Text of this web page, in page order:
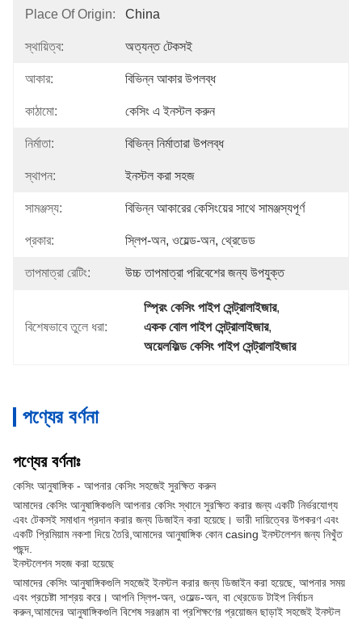
Place Of Origin: China
স্থায়িত্ব: অত্যন্ত টেকসই
আকার: বিভিন্ন আকার উপলব্ধ
কাঠামো: কেসিং এ ইনস্টল করুন
নির্মাতা: বিভিন্ন নির্মাতারা উপলব্ধ
স্থাপন: ইনস্টল করা সহজ
সামঞ্জস্য: বিভিন্ন আকারের কেসিংয়ের সাথে সামঞ্জস্যপূর্ণ
প্রকার: স্লিপ-অন, ওয়েল্ড-অন, থ্রেডেড
তাপমাত্রা রেটিং: উচ্চ তাপমাত্রা পরিবেশের জন্য উপযুক্ত
বিশেষভাবে তুলে ধরা:
স্প্রিং কেসিং পাইপ সেন্ট্রালাইজার,
একক বোল পাইপ সেন্ট্রালাইজার,
অয়েলফিল্ড কেসিং পাইপ সেন্ট্রালাইজার
পণ্যের বর্ণনা
পণ্যের বর্ণনাঃ
কেসিং আনুষাঙ্গিক - আপনার কেসিং সহজেই সুরক্ষিত করুন
আমাদের কেসিং আনুষাঙ্গিকগুলি আপনার কেসিং স্থানে সুরক্ষিত করার জন্য একটি নির্ভরযোগ্য
এবং টেকসই সমাধান প্রদান করার জন্য ডিজাইন করা হয়েছে। ভারী দায়িত্বের উপকরণ এবং
একটি প্রিমিয়াম নকশা দিয়ে তৈরি,আমাদের আনুষাঙ্গিক কোন casing ইনস্টলেশন জন্য নিখুঁত
পছন্দ.
ইনস্টলেশন সহজ করা হয়েছে
আমাদের কেসিং আনুষাঙ্গিকগুলি সহজেই ইনস্টল করার জন্য ডিজাইন করা হয়েছে, আপনার সময়
এবং প্রচেষ্টা সাশ্রয় করে। আপনি স্লিপ-অন, ওয়েল্ড-অন, বা থ্রেডেড টাইপ নির্বাচন
করুন,আমাদের আনুষাঙ্গিকগুলি বিশেষ সরঞ্জাম বা প্রশিক্ষণের প্রয়োজন ছাড়াই সহজেই ইনস্টল